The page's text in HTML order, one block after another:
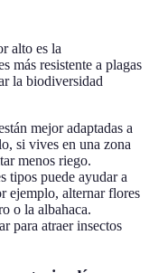
alto es la
más resistente a plagas
la biodiversidad
mejor adaptadas a
si vives en una zona
menos riego.
tipos puede ayudar a
ejemplo, alternar flores
o la albahaca.
para atraer insectos